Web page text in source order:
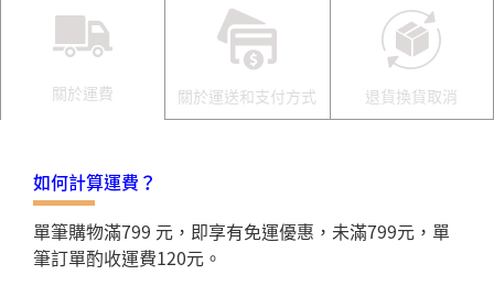
關於運費 關於運送和支付方式 退貨換貨取消
如何計算運費？
單筆購物滿799 元，即享有免運優惠，未滿799元，單
筆訂單酌收運費120元。